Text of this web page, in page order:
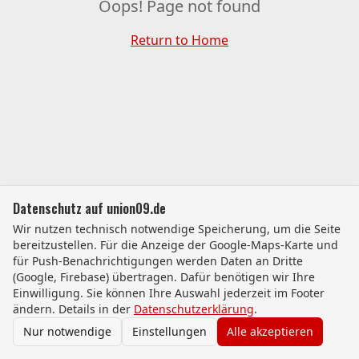
Oops! Page not found
Return to Home
Datenschutz auf union09.de
Wir nutzen technisch notwendige Speicherung, um die Seite
bereitzustellen. Für die Anzeige der Google-Maps-Karte und
für Push-Benachrichtigungen werden Daten an Dritte
(Google, Firebase) übertragen. Dafür benötigen wir Ihre
Einwilligung. Sie können Ihre Auswahl jederzeit im Footer
ändern. Details in der Datenschutzerklärung.
Nur notwendige
Einstellungen Alle akzeptieren